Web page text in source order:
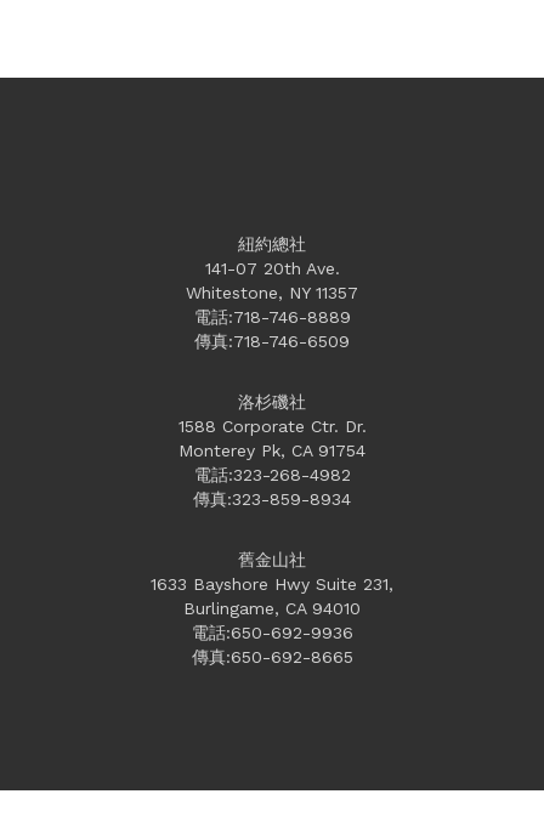
紐約總社
141-07 20th Ave.
Whitestone, NY 11357
電話:718-746-8889
傳真:718-746-6509
洛杉磯社
1588 Corporate Ctr. Dr.
Monterey Pk, CA 91754
電話:323-268-4982
傳真:323-859-8934
舊金山社
1633 Bayshore Hwy Suite 231,
Burlingame, CA 94010
電話:650-692-9936
傳真:650-692-8665